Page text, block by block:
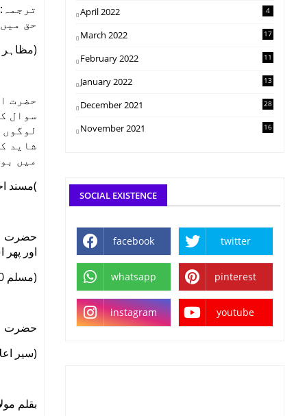
حق
(مظاہر حق، 3/365،
حضرت
سوال
شاید
میں
)مسند احمد 6=296=317
حضرت
اور
(مسلم 300فی البیض)
حضرت
(سیر اعلام
بقلم
April 2022 4
March 2022 17
February 2022 11
January 2022 13
December 2021 28
November 2021 16
SOCIAL EXISTENCE
facebook twitter
whatsapp pinterest
instagram youtube